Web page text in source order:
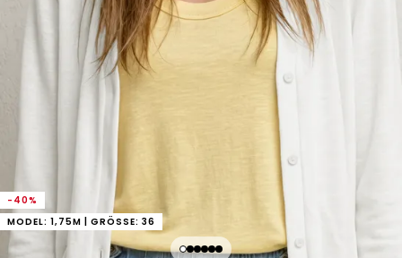
-40%
MODEL: 1,75M | GRÖSSE: 36